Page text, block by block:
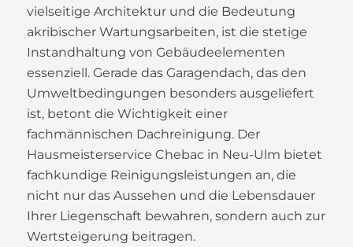
vielseitige Architektur und die Bedeutung
akribischer Wartungsarbeiten, ist die stetige
Instandhaltung von Gebäudeelementen
essenziell. Gerade das Garagendach, das den
Umweltbedingungen besonders ausgeliefert
ist, betont die Wichtigkeit einer
fachmännischen Dachreinigung. Der
Hausmeisterservice Chebac in Neu-Ulm bietet
fachkundige Reinigungsleistungen an, die
nicht nur das Aussehen und die Lebensdauer
Ihrer Liegenschaft bewahren, sondern auch zur
Wertsteigerung beitragen.